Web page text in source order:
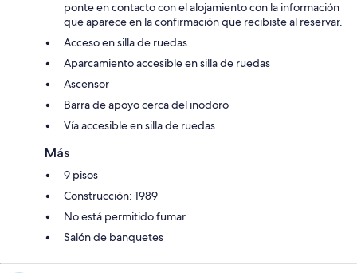
ponte en contacto con el alojamiento con la información
que aparece en la confirmación que recibiste al reservar.
Acceso en silla de ruedas
Aparcamiento accesible en silla de ruedas
Ascensor
Barra de apoyo cerca del inodoro
Vía accesible en silla de ruedas
Más
9 pisos
Construcción: 1989
No está permitido fumar
Salón de banquetes